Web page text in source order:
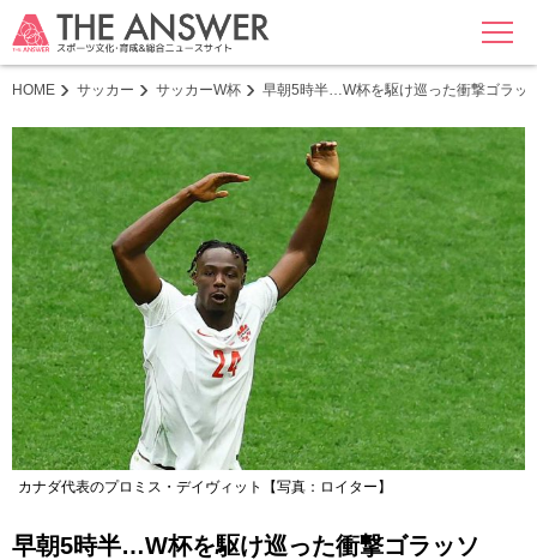
MENU
HOME サッカー サッカーW杯 早朝5時半…W杯を駆け巡った衝撃ゴラ
カナダ代表のプロミス・デイヴィット【写真：ロイター】
早朝5時半…W杯を駆け巡った衝撃ゴラッソ